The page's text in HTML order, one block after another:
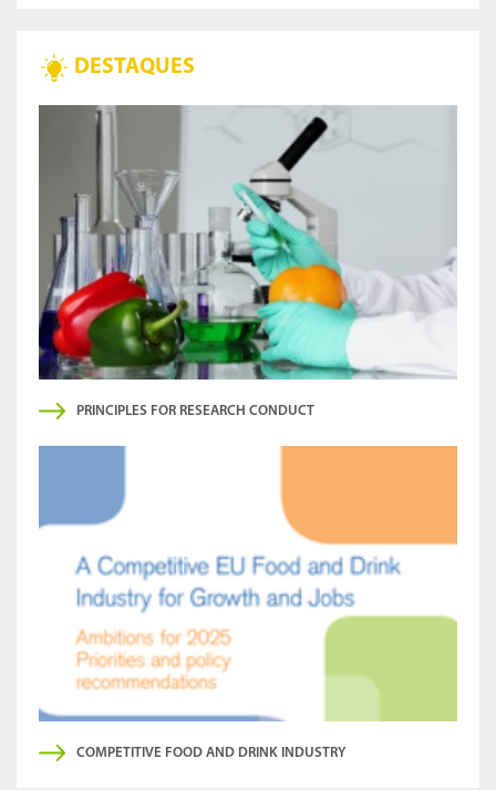
DESTAQUES
PRINCIPLES FOR RESEARCH CONDUCT
COMPETITIVE FOOD AND DRINK INDUSTRY